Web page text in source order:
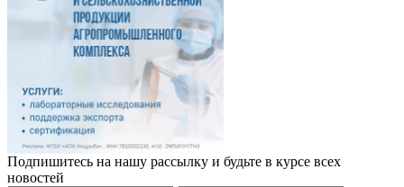
Подпишитесь на нашу рассылку и будьте в курсе всех
новостей